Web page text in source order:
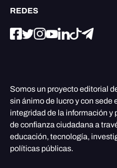
REDES
Somos un proyecto editorial
sin ánimo de lucro y con sede
integridad de la información y
de confianza ciudadana a
educación, tecnología,
políticas públicas.